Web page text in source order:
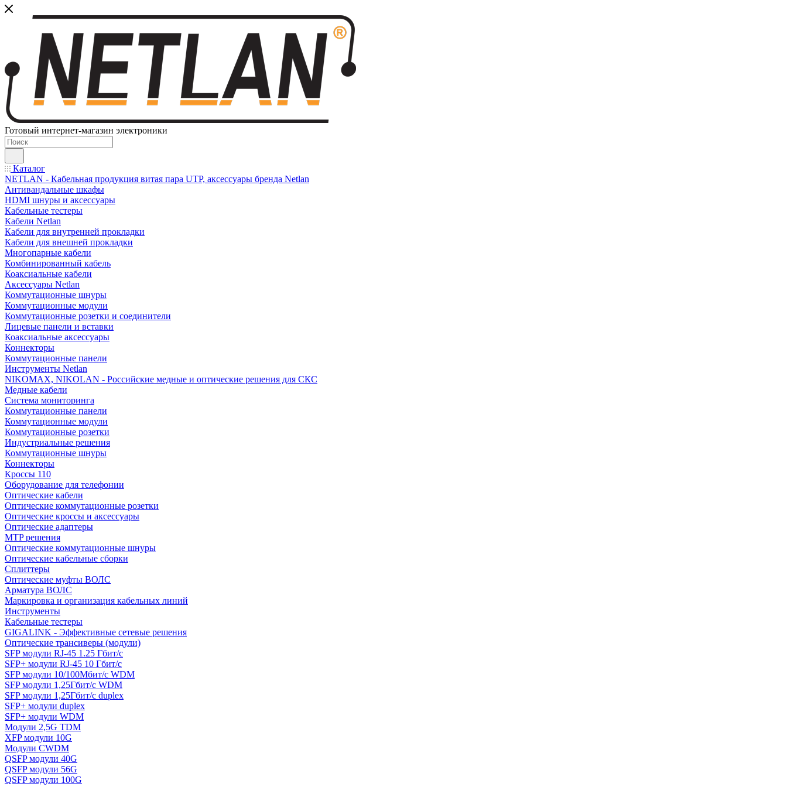
Готовый интернет-магазин электроники
Каталог
NETLAN - Кабельная продукция витая пара UTP, аксессуары бренда Netlan
Антивандальные шкафы
HDMI шнуры и аксессуары
Кабельные тестеры
Кабели Netlan
Кабели для внутренней прокладки
Кабели для внешней прокладки
Многопарные кабели
Комбинированный кабель
Коаксиальные кабели
Аксессуары Netlan
Коммутационные шнуры
Коммутационные модули
Коммутационные розетки и соединители
Лицевые панели и вставки
Коаксиальные аксессуары
Коннекторы
Коммутационные панели
Инструменты Netlan
NIKOMAX, NIKOLAN - Российские медные и оптические решения для СКС
Медные кабели
Система мониторинга
Коммутационные панели
Коммутационные модули
Коммутационные розетки
Индустриальные решения
Коммутационные шнуры
Коннекторы
Кроссы 110
Оборудование для телефонии
Оптические кабели
Оптические коммутационные розетки
Оптические кроссы и аксессуары
Оптические адаптеры
MTP решения
Оптические коммутационные шнуры
Оптические кабельные сборки
Сплиттеры
Оптические муфты ВОЛС
Арматура ВОЛС
Маркировка и организация кабельных линий
Инструменты
Кабельные тестеры
GIGALINK - Эффективные сетевые решения
Оптические трансиверы (модули)
SFP модули RJ-45 1.25 Гбит/c
SFP+ модули RJ-45 10 Гбит/c
SFP модули 10/100Мбит/с WDM
SFP модули 1,25Гбит/с WDM
SFP модули 1,25Гбит/с duplex
SFP+ модули duplex
SFP+ модули WDM
Модули 2,5G TDM
XFP модули 10G
Модули CWDM
QSFP модули 40G
QSFP модули 56G
QSFP модули 100G